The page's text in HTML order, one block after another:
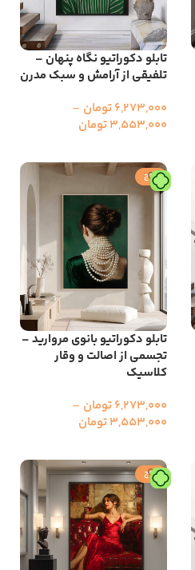
تابلو دکوراتیو نگاه پنهان –
تلفیقی از آرامش و سبک مدرن
6,273,000تومان –
3,553,000تومان
حراج
تابلو دکوراتیو بانوی مروارید –
تجسمی از اصالت و وقار
کلاسیک
6,273,000تومان –
3,553,000تومان
حراج